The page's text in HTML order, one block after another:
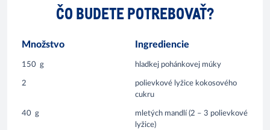
ČO BUDETE POTREBOVAŤ?
Množstvo Ingrediencie
150 g hladkej pohánkovej múky
2
polievkové lyžice kokosového
cukru
40 g
mletých mandlí (2 – 3 polievkové
lyžice)